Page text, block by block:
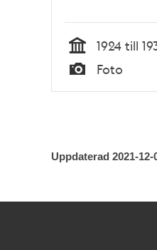
Tid
1924 till
Typ
Foto
Uppdaterad 2021-12-